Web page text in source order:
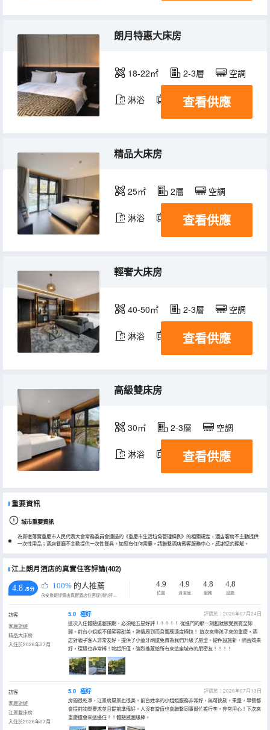
朗月特惠大床房
18-22㎡ 2-3層 空調
淋浴 電視機
查看供應
精品大床房
25㎡ 2層 空調
淋浴 電視機 冰箱
查看供應
輕奢大床房
40-50㎡ 2-3層 空調
淋浴 電視機 冰箱
查看供應
高級雙床房
30㎡ 2-3層 空調
淋浴 電視機 冰箱
查看供應
重要資訊
城市重要資訊
為貫徹落實重慶市人民代表大會常務委員會通過的《重慶市生活垃圾管理條例》的相關規定，酒店客房不主動提供
一次性用品；酒店餐廳不主動提供一次性餐具。如您有任何需要，請聯繫酒店賓客服務中心，感謝您的理解。
江上朗月酒店的真實住客評論(402)
4.8 /5分 100% 的人推薦
永安旅遊評價由真實酒店住客提供的評價。
4.9
位置
4.9
清潔度
4.8
服務
4.8
設施
訪客
家庭旅遊
精品大床房
入住於2026年07月
5.0 極好
評價於：2026年07月24日
這次入住體驗遠超預期，必須給五星好評！！！！！ 從進門的那一刻起就感受到賓至如
歸。前台小姐姐不僅笑容甜美，熱情周到而且響應速度極快！ 這次來帶孩子來的重慶，酒
店對親子客人非常友好，提供了小童牙刷還免費為我們升級了房型。硬件設施新，隔音效果
好，環境也非常棒！物超所值，強烈推薦給所有來這座城市的朋密友！！！！
訪客
家庭旅遊
江景雙床房
入住於2026年07月
5.0 極好
評價於：2026年07月13日
房間很乾凈，江景房風景也很美。前台姓李的小姐姐服務非常好，無可挑剔。果盤，早餐都
會提前詢問要求並且提前準備好。人沒有當值也會聯繫同事幫忙搬行李，非常用心！下次來
重慶還會來這邊住！！體驗感超級棒。